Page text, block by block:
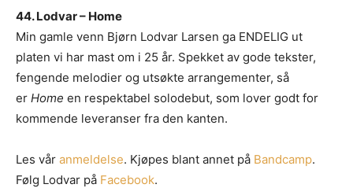
44. Lodvar – Home
Min gamle venn Bjørn Lodvar Larsen ga ENDELIG ut
platen vi har mast om i 25 år. Spekket av gode tekster,
fengende melodier og utsøkte arrangementer, så
er Home en respektabel solodebut, som lover godt for
kommende leveranser fra den kanten.
Les vår anmeldelse. Kjøpes blant annet på Bandcamp.
Følg Lodvar på Facebook.